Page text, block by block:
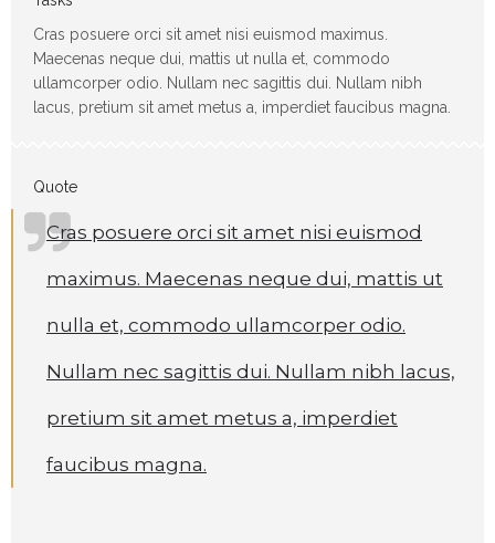
Cras posuere orci sit amet nisi euismod maximus.
Maecenas neque dui, mattis ut nulla et, commodo
ullamcorper odio. Nullam nec sagittis dui. Nullam nibh
lacus, pretium sit amet metus a, imperdiet faucibus magna.
Quote
Cras posuere orci sit amet nisi euismod
maximus. Maecenas neque dui, mattis ut
nulla et, commodo ullamcorper odio.
Nullam nec sagittis dui. Nullam nibh lacus,
pretium sit amet metus a, imperdiet
faucibus magna.